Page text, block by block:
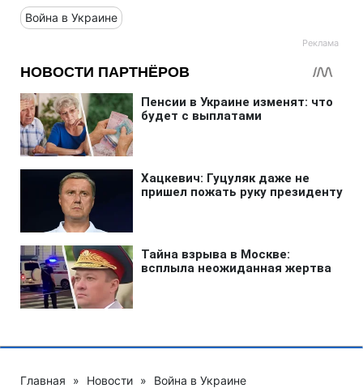
Война в Украине
Главная » Новости » Война в Украине